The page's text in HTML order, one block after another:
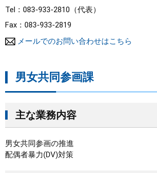
Tel：083-933-2810
代表
Fax：083-933-2819
メールでのお問い合わせはこちら
男女共同参画課
主な業務内容
男女共同参画の推進
配偶者暴力(DV)対策